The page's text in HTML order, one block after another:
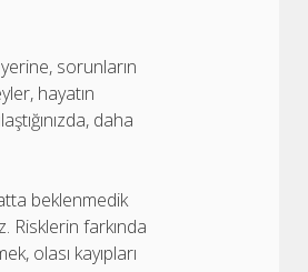
sorunların
hayatın
daha
beklenmedik
Risklerin farkında
olası kayıpları